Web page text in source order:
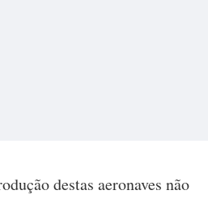
destas aeronaves não